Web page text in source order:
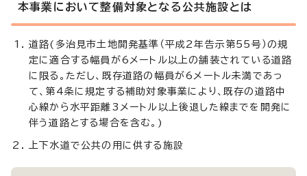
本事業において整備対象となる公共施設とは
道路(多治見市土地開発基準（平成2年告示第55号）の規
定に適合する幅員が6メートル以上の舗装されている道路
に限る。ただし、既存道路の幅員が6メートル未満であっ
て、第4条に規定する補助対象事業により、既存の道路中
心線から水平距離3メートル以上後退した線までを開発に
伴う道路とする場合を含む。)
上下水道で公共の用に供する施設